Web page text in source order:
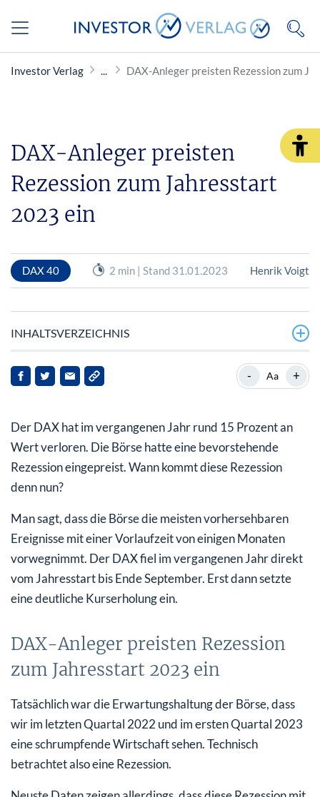
Investor Verlag DAX-Anleger preisten Rezession zum
DAX-Anleger preisten
Rezession zum Jahresstart
2023 ein
DAX 40 2 min | Stand 31.01.2023 Henrik Voigt
INHALTSVERZEICHNIS
DAX-Anleger preisten Rezession zum Jahresstart 2023
ein
Warum sich der DAX noch weiter erholen kann
Trotz guter Aussichten: es gibt bessere Börsen für Sie
als den DAX
- Aa +
Der DAX hat im vergangenen Jahr rund 15 Prozent an
Wert verloren. Die Börse hatte eine bevorstehende
Rezession eingepreist. Wann kommt diese Rezession
denn nun?
Man sagt, dass die Börse die meisten vorhersehbaren
Ereignisse mit einer Vorlaufzeit von einigen Monaten
vorwegnimmt. Der DAX fiel im vergangenen Jahr direkt
vom Jahresstart bis Ende September. Erst dann setzte
eine deutliche Kurserholung ein.
DAX-Anleger preisten Rezession
zum Jahresstart 2023 ein
Tatsächlich war die Erwartungshaltung der Börse, dass
wir im letzten Quartal 2022 und im ersten Quartal 2023
eine schrumpfende Wirtschaft sehen. Technisch
betrachtet also eine Rezession.